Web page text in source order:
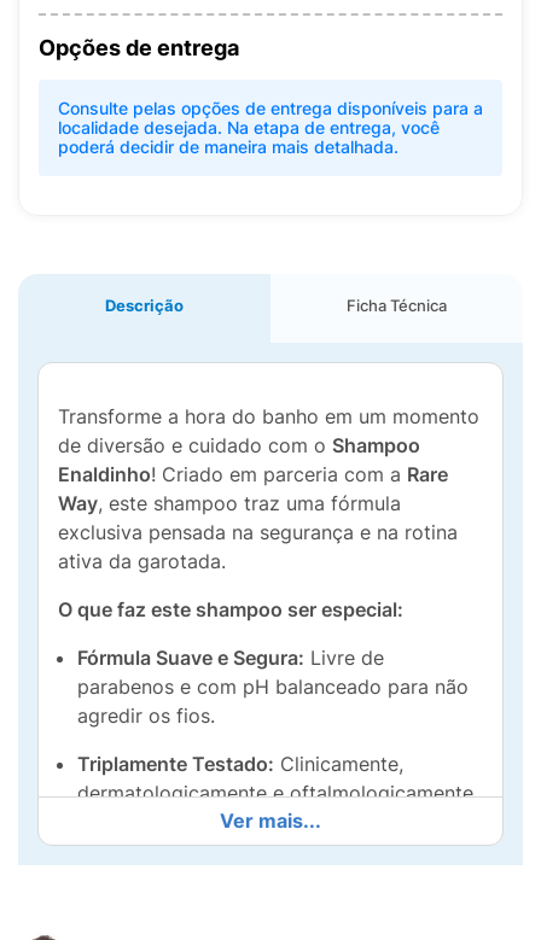
Opções de entrega
Consulte pelas opções de entrega disponíveis para a
localidade desejada. Na etapa de entrega, você
poderá decidir de maneira mais detalhada.
Descrição Ficha Técnica
Transforme a hora do banho em um momento
de diversão e cuidado com o Shampoo
Enaldinho! Criado em parceria com a Rare
Way, este shampoo traz uma fórmula
exclusiva pensada na segurança e na rotina
ativa da garotada.
O que faz este shampoo ser especial:
Fórmula Suave e Segura: Livre de
parabenos e com pH balanceado para não
agredir os fios.
Triplamente Testado: Clinicamente,
dermatologicamente e oftalmologicamente
testado, garantindo segurança para a pele e
para os olhos.
Ver mais...